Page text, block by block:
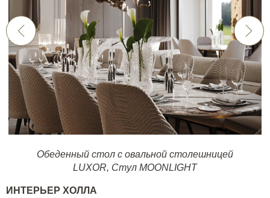
Обеденный стол с овальной столешницей
LUXOR, Стул MOONLIGHT
ИНТЕРЬЕР ХОЛЛА